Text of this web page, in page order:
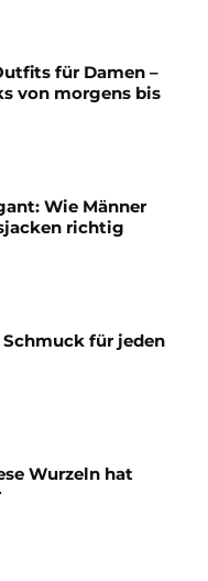
für Damen –
von morgens bis
Wie Männer
richtig
Schmuck für jeden
Wurzeln hat